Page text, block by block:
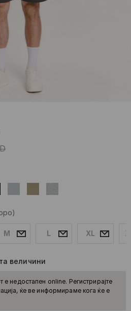
M L XL
величини
недостапен online. Регистрирајте
ќе ве информираме кога ќе е